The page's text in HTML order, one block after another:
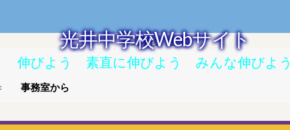
光井中学校Webサイト
伸びよう 素直に伸びよう みんな伸びよう
事務室から